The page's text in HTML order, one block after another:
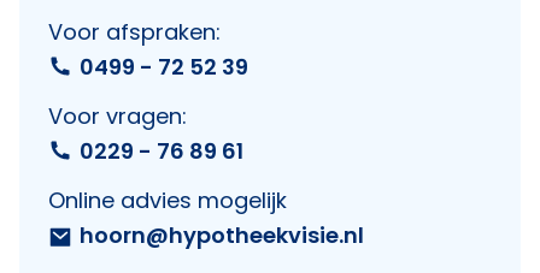
Voor afspraken:
0499 - 72 52 39
Voor vragen:
0229 - 76 89 61
Online advies mogelijk
hoorn@hypotheekvisie.nl